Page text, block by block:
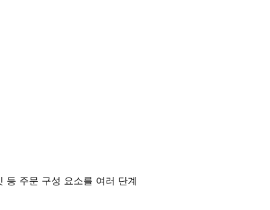
등 주문 구성 요소를 여러 단계